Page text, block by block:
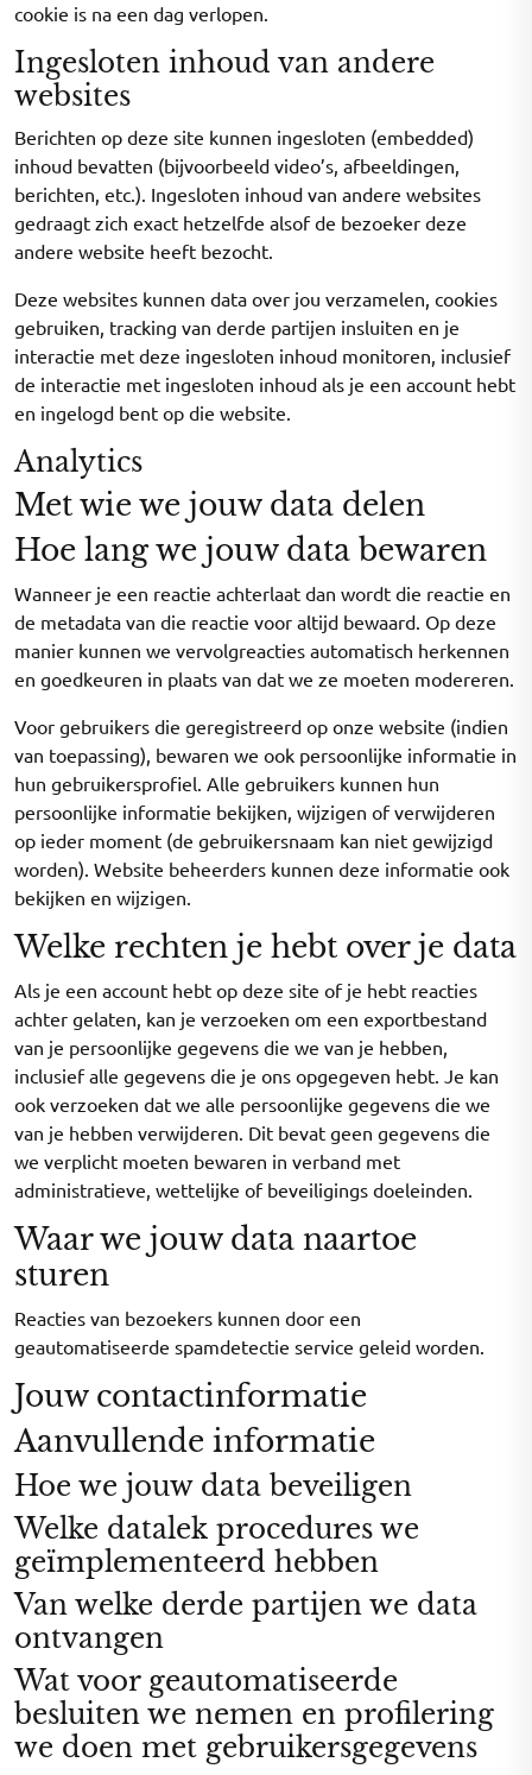
cookie is na een dag verlopen.
Ingesloten inhoud van andere
websites
Berichten op deze site kunnen ingesloten (embedded)
inhoud bevatten (bijvoorbeeld video’s, afbeeldingen,
berichten, etc.). Ingesloten inhoud van andere websites
gedraagt zich exact hetzelfde alsof de bezoeker deze
andere website heeft bezocht.
Deze websites kunnen data over jou verzamelen, cookies
gebruiken, tracking van derde partijen insluiten en je
interactie met deze ingesloten inhoud monitoren, inclusief
de interactie met ingesloten inhoud als je een account hebt
en ingelogd bent op die website.
Analytics
Met wie we jouw data delen
Hoe lang we jouw data bewaren
Wanneer je een reactie achterlaat dan wordt die reactie en
de metadata van die reactie voor altijd bewaard. Op deze
manier kunnen we vervolgreacties automatisch herkennen
en goedkeuren in plaats van dat we ze moeten modereren.
Voor gebruikers die geregistreerd op onze website (indien
van toepassing), bewaren we ook persoonlijke informatie in
hun gebruikersprofiel. Alle gebruikers kunnen hun
persoonlijke informatie bekijken, wijzigen of verwijderen
op ieder moment (de gebruikersnaam kan niet gewijzigd
worden). Website beheerders kunnen deze informatie ook
bekijken en wijzigen.
Welke rechten je hebt over je data
Als je een account hebt op deze site of je hebt reacties
achter gelaten, kan je verzoeken om een exportbestand
van je persoonlijke gegevens die we van je hebben,
inclusief alle gegevens die je ons opgegeven hebt. Je kan
ook verzoeken dat we alle persoonlijke gegevens die we
van je hebben verwijderen. Dit bevat geen gegevens die
we verplicht moeten bewaren in verband met
administratieve, wettelijke of beveiligings doeleinden.
Waar we jouw data naartoe
sturen
Reacties van bezoekers kunnen door een
geautomatiseerde spamdetectie service geleid worden.
Jouw contactinformatie
Aanvullende informatie
Hoe we jouw data beveiligen
Welke datalek procedures we
geïmplementeerd hebben
Van welke derde partijen we data
ontvangen
Wat voor geautomatiseerde
besluiten we nemen en profilering
we doen met gebruikersgegevens